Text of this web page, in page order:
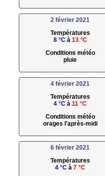
2 février 2021
Températures
8 °Cà 13 °C
Conditions météo
pluie
4 février 2021
Températures
4 °C à 11 °C
Conditions météo
orages l'après-midi
6 février 2021
Températures
4 °C à 7 °C